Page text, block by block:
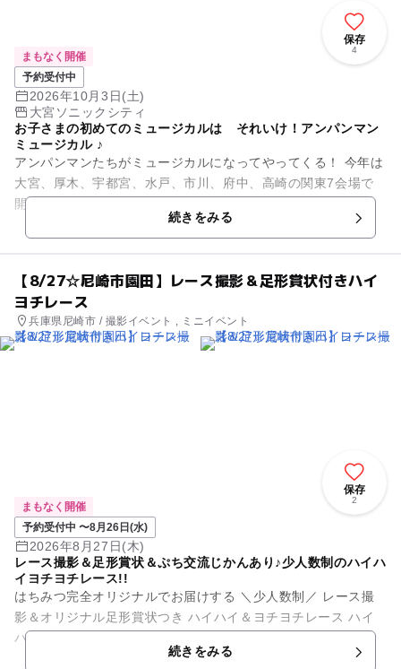
保存
4
まもなく開催
予約受付中
2026年10月3日(土)
大宮ソニックシティ
お子さまの初めてのミュージカルは それいけ！アンパンマン
ミュージカル ♪
アンパンマンたちがミュージカルになってやってくる！ 今年は
大宮、厚木、宇都宮、水戸、市川、府中、高崎の関東7会場で
開催します。 今回のお話は 「まもれ！黄金の炎」 西部のま
続きをみる
【8/27☆尼崎市園田】レース撮影＆足形賞状付きハイ
ヨチレース
兵庫県尼崎市 / 撮影イベント , ミニイベント
保存
2
まもなく開催
予約受付中 〜8月26日(水)
2026年8月27日(木)
レース撮影＆足形賞状＆ぷち交流じかんあり♪少人数制のハイハ
イヨチヨチレース!!
はちみつ完全オリジナルでお届けする ＼少人数制／ レース撮
影＆オリジナル足形賞状つき ハイハイ＆ヨチヨチレース ハイ
続きをみる